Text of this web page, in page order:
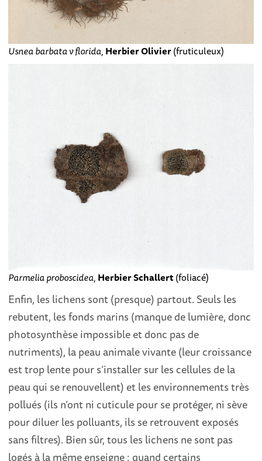
Usnea barbata v florida,Herbier Olivier(fruticuleux)
Parmelia proboscidea,Herbier Schallert(foliacé)
Enfin, les lichens sont (presque) partout. Seuls les
rebutent, les fonds marins (manque de lumière, donc
photosynthèse impossible et donc pas de
nutriments), la peau animale vivante (leur croissance
est trop lente pour s’installer sur les cellules de la
peau qui se renouvellent) et les environnements très
pollués (ils n’ont ni cuticule pour se protéger, ni sève
pour diluer les polluants, ils se retrouvent exposés
sans filtres). Bien sûr, tous les lichens ne sont pas
logés à la même enseigne : quand certains